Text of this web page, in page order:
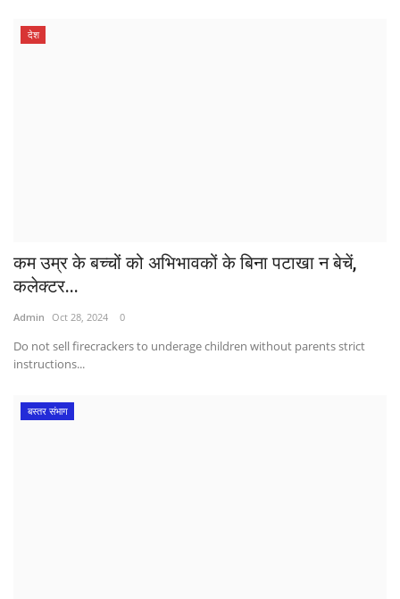
देश
कम उम्र के बच्चों को अभिभावकों के बिना पटाखा न बेचें,
कलेक्टर...
Admin Oct 28, 2024 0
Do not sell firecrackers to underage children without parents strict
instructions...
बस्तर संभाग